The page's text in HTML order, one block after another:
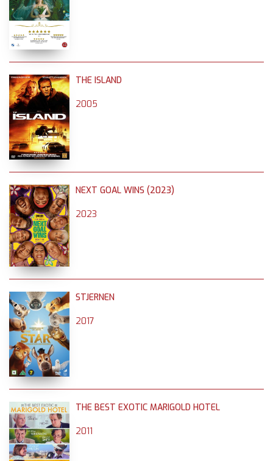
THE ISLAND
2005
NEXT GOAL WINS (2023)
2023
STJERNEN
2017
THE BEST EXOTIC MARIGOLD HOTEL
2011